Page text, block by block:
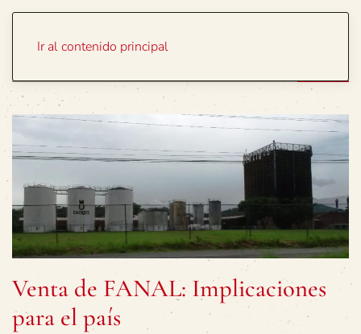
Ir al contenido principal
Venta de FANAL: Implicaciones
para el país